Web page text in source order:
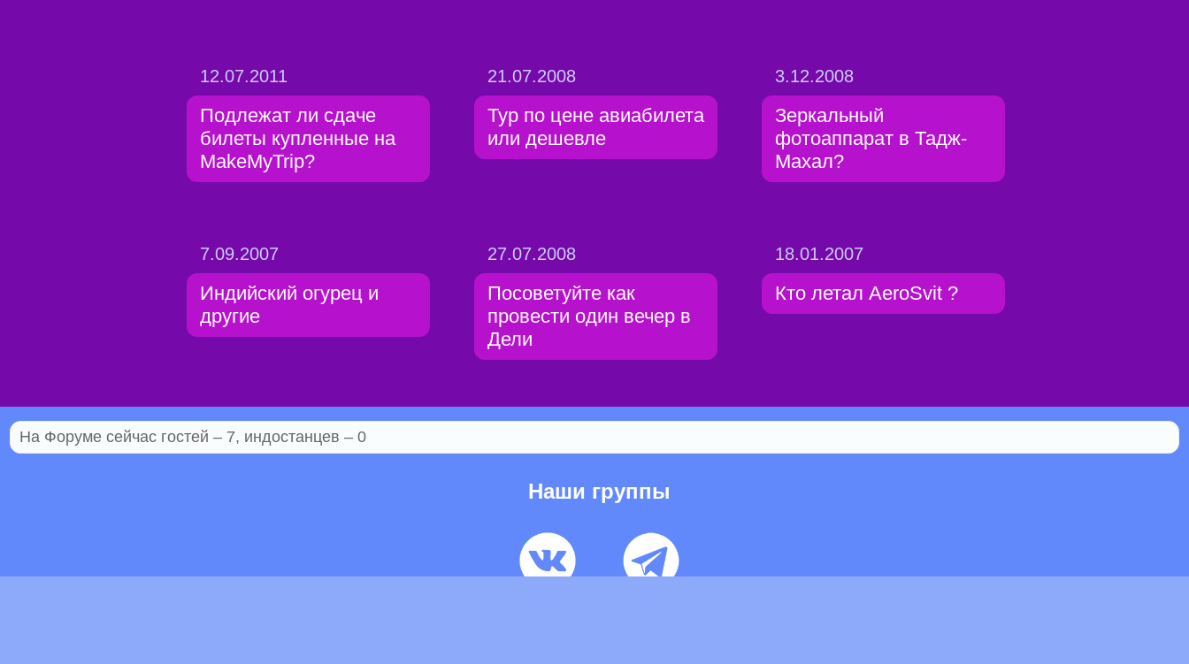
12.07.2011
Подлежат ли сдаче
билеты купленные на
MakeMyTrip?
21.07.2008
Тур по цене авиабилета
или дешевле
3.12.2008
Зеркальный
фотоаппарат в Тадж-
Махал?
7.09.2007
Индийский огурец и
другие
27.07.2008
Посоветуйте как
провести один вечер в
Дели
18.01.2007
Кто летал AeroSvit ?
На Форуме сейчас гостей – 7, индостанцев – 0
Наши группы